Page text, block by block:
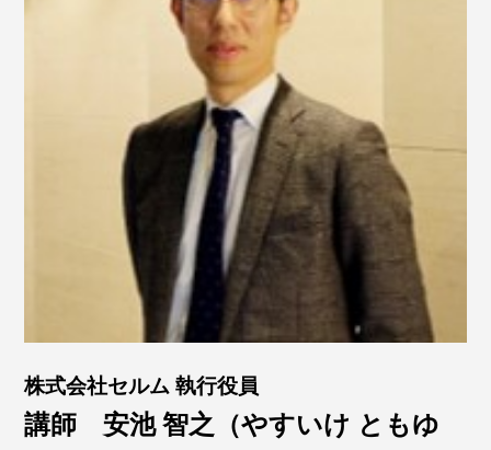
株式会社セルム 執行役員
講師 安池 智之（やすいけ ともゆ